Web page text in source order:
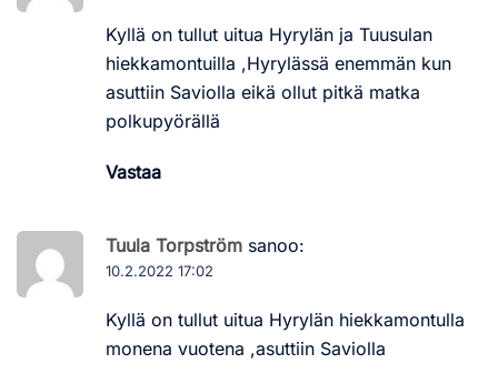
Kyllä on tullut uitua Hyrylän ja Tuusulan
hiekkamontuilla ,Hyrylässä enemmän kun
asuttiin Saviolla eikä ollut pitkä matka
polkupyörällä
Vastaa
Tuula Torpström sanoo:
10.2.2022 17:02
Kyllä on tullut uitua Hyrylän hiekkamontulla
monena vuotena ,asuttiin Saviolla